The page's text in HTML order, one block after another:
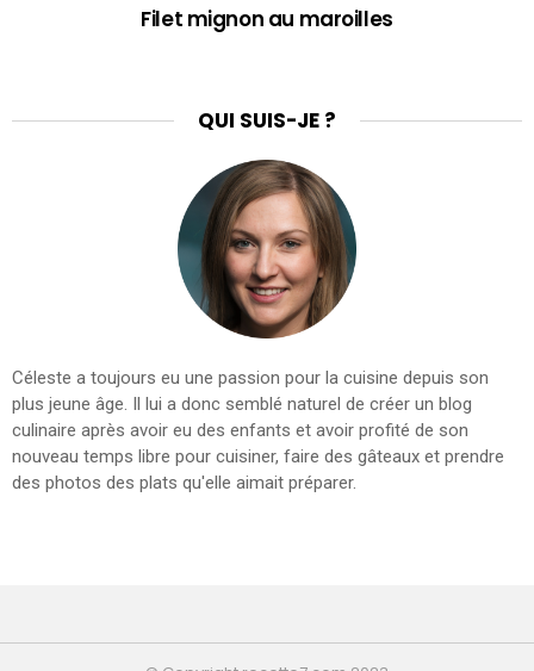
Filet mignon au maroilles
QUI SUIS-JE ?
Céleste a toujours eu une passion pour la cuisine depuis son
plus jeune âge. Il lui a donc semblé naturel de créer un blog
culinaire après avoir eu des enfants et avoir profité de son
nouveau temps libre pour cuisiner, faire des gâteaux et prendre
des photos des plats qu'elle aimait préparer.